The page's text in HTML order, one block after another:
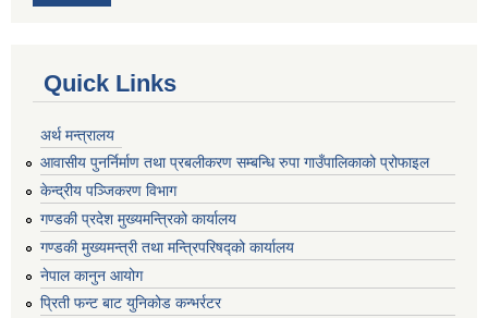
Quick Links
अर्थ मन्त्रालय
आवासीय पुनर्निर्माण तथा प्रबलीकरण सम्बन्धि रुपा गाउँपालिकाको प्रोफाइल
केन्द्रीय पञ्जिकरण विभाग
गण्डकी प्रदेश मुख्यमन्त्रिको कार्यालय
गण्डकी मुख्यमन्त्री तथा मन्त्रिपरिषद्को कार्यालय
नेपाल कानुन आयोग
प्रिती फन्ट बाट युनिकोड कन्भर्रटर